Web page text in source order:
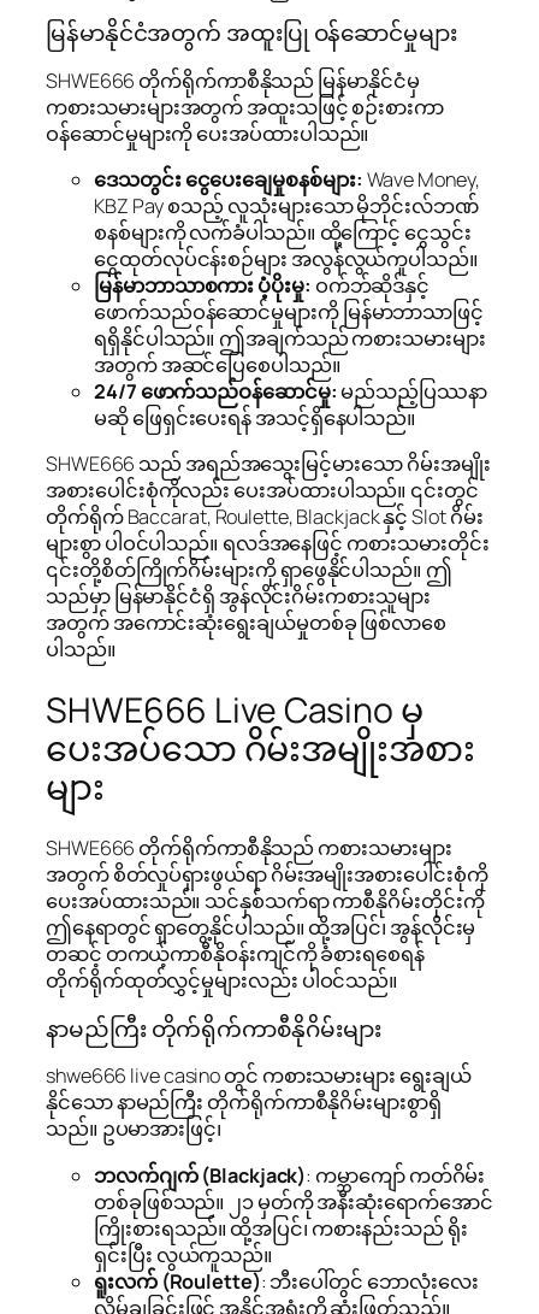
မြန်မာနိုင်ငံအတွက် အထူးပြု ဝန်ဆောင်မှုများ
SHWE666 တိုက်ရိုက်ကာစီနိုသည် မြန်မာနိုင်ငံမှ
ကစားသမားများအတွက် အထူးသဖြင့် စဉ်းစားကာ
ဝန်ဆောင်မှုများကို ပေးအပ်ထားပါသည်။
ဒေသတွင်း ငွေပေးချေမှုစနစ်များ: Wave Money,
KBZ Pay စသည့် လူသုံးများသော မိုဘိုင်းလ်ဘဏ်
စနစ်များကို လက်ခံပါသည်။ ထို့ကြောင့် ငွေသွင်း
ငွေထုတ်လုပ်ငန်းစဉ်များ အလွန်လွယ်ကူပါသည်။
မြန်မာဘာသာစကား ပံ့ပိုးမှု: ဝက်ဘ်ဆိုဒ်နှင့်
ဖောက်သည်ဝန်ဆောင်မှုများကို မြန်မာဘာသာဖြင့်
ရရှိနိုင်ပါသည်။ ဤအချက်သည် ကစားသမားများ
အတွက် အဆင်ပြေစေပါသည်။
24/7 ဖောက်သည်ဝန်ဆောင်မှု: မည်သည့်ပြဿနာ
မဆို ဖြေရှင်းပေးရန် အသင့်ရှိနေပါသည်။
SHWE666 သည် အရည်အသွေးမြင့်မားသော ဂိမ်းအမျိုး
အစားပေါင်းစုံကိုလည်း ပေးအပ်ထားပါသည်။ ၎င်းတွင်
တိုက်ရိုက် Baccarat, Roulette, Blackjack နှင့် Slot ဂိမ်း
များစွာ ပါဝင်ပါသည်။ ရလဒ်အနေဖြင့် ကစားသမားတိုင်း
၎င်းတို့စိတ်ကြိုက်ဂိမ်းများကို ရှာဖွေနိုင်ပါသည်။ ဤ
သည်မှာ မြန်မာနိုင်ငံရှိ အွန်လိုင်းဂိမ်းကစားသူများ
အတွက် အကောင်းဆုံးရွေးချယ်မှုတစ်ခု ဖြစ်လာစေ
ပါသည်။
SHWE666 Live Casino မှ
ပေးအပ်သော ဂိမ်းအမျိုးအစား
များ
SHWE666 တိုက်ရိုက်ကာစီနိုသည် ကစားသမားများ
အတွက် စိတ်လှုပ်ရှားဖွယ်ရာ ဂိမ်းအမျိုးအစားပေါင်းစုံကို
ပေးအပ်ထားသည်။ သင်နှစ်သက်ရာ ကာစီနိုဂိမ်းတိုင်းကို
ဤနေရာတွင် ရှာတွေ့နိုင်ပါသည်။ ထို့အပြင်၊ အွန်လိုင်းမှ
တဆင့် တကယ့်ကာစီနိုဝန်းကျင်ကို ခံစားရစေရန်
တိုက်ရိုက်ထုတ်လွှင့်မှုများလည်း ပါဝင်သည်။
နာမည်ကြီး တိုက်ရိုက်ကာစီနိုဂိမ်းများ
shwe666 live casino တွင် ကစားသမားများ ရွေးချယ်
နိုင်သော နာမည်ကြီး တိုက်ရိုက်ကာစီနိုဂိမ်းများစွာရှိ
သည်။ ဥပမာအားဖြင့်၊
ဘလက်ဂျက် (Blackjack): ကမ္ဘာကျော် ကတ်ဂိမ်း
တစ်ခုဖြစ်သည်။ ၂၁ မှတ်ကို အနီးဆုံးရောက်အောင်
ကြိုးစားရသည်။ ထို့အပြင်၊ ကစားနည်းသည် ရိုး
ရှင်းပြီး လွယ်ကူသည်။
ရူးလက် (Roulette): ဘီးပေါ်တွင် ဘောလုံးလေး
လှိမ့်ချခြင်းဖြင့် အနိုင်အရှုံးကို ဆုံးဖြတ်သည်။